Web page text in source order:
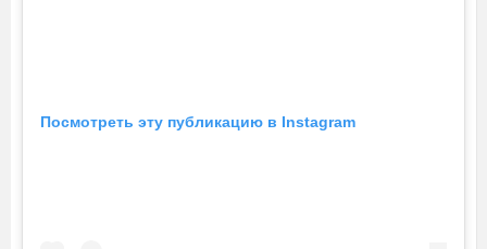
Посмотреть эту публикацию в Instagram